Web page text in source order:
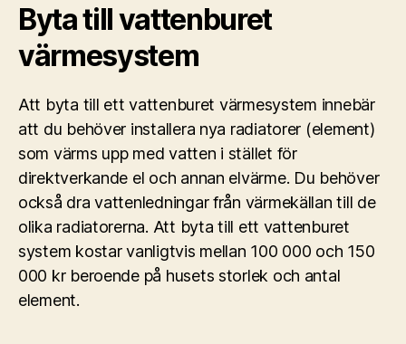
Byta till vattenburet
värmesystem
Att byta till ett vattenburet värmesystem innebär
att du behöver installera nya radiatorer (element)
som värms upp med vatten i stället för
direktverkande el och annan elvärme. Du behöver
också dra vattenledningar från värmekällan till de
olika radiatorerna. Att byta till ett vattenburet
system kostar vanligtvis mellan 100 000 och 150
000 kr beroende på husets storlek och antal
element.